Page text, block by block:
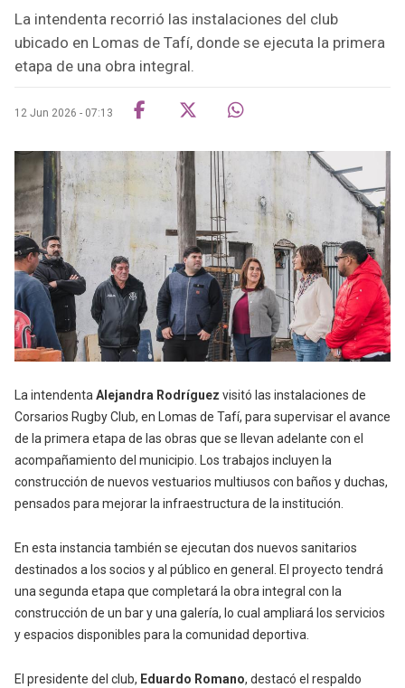
La intendenta recorrió las instalaciones del club
ubicado en Lomas de Tafí, donde se ejecuta la primera
etapa de una obra integral.
12 Jun 2026 - 07:13
La intendentaAlejandra Rodríguez visitó las instalaciones de
Corsarios Rugby Club, en Lomas de Tafí, para supervisar el avance
de la primera etapa de las obras que se llevan adelante con el
acompañamiento del municipio. Los trabajos incluyen la
construcción de nuevos vestuarios multiusos con baños y duchas,
pensados para mejorar la infraestructura de la institución.
En esta instancia también se ejecutan dos nuevos sanitarios
destinados a los socios y al público en general. El proyecto tendrá
una segunda etapa que completará la obra integral con la
construcción de un bar y una galería, lo cual ampliará los servicios
y espacios disponibles para la comunidad deportiva.
El presidente del club, Eduardo Romano, destacó el respaldo